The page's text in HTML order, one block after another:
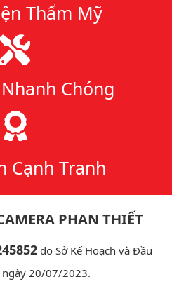
Thẩm Mỹ
Chóng
Cạnh Tranh
PHAN THIẾT
do Sở Kế Hoạch và Đầu
ngày 20/07/2023.